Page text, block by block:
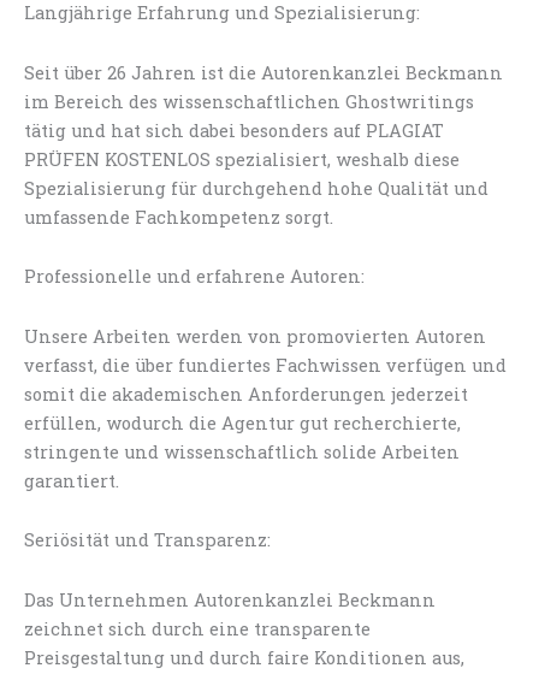
Langjährige Erfahrung und Spezialisierung:
Seit über 26 Jahren ist die Autorenkanzlei Beckmann
im Bereich des wissenschaftlichen Ghostwritings
tätig und hat sich dabei besonders auf PLAGIAT
PRÜFEN KOSTENLOS spezialisiert, weshalb diese
Spezialisierung für durchgehend hohe Qualität und
umfassende Fachkompetenz sorgt.
Professionelle und erfahrene Autoren:
Unsere Arbeiten werden von promovierten Autoren
verfasst, die über fundiertes Fachwissen verfügen und
somit die akademischen Anforderungen jederzeit
erfüllen, wodurch die Agentur gut recherchierte,
stringente und wissenschaftlich solide Arbeiten
garantiert.
Seriösität und Transparenz:
Das Unternehmen Autorenkanzlei Beckmann
zeichnet sich durch eine transparente
Preisgestaltung und durch faire Konditionen aus,